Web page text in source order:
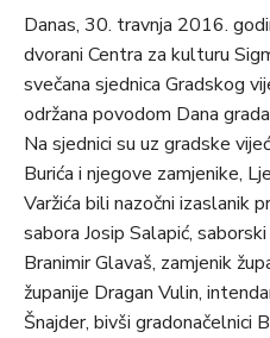
Danas, 30. travnja 2016.
dvorani Centra za kulturu
svečana sjednica Gradskog
održana povodom Dana
Na sjednici su uz gradske
Burića i njegove zamjenike,
Varžića bili nazočni izaslanik
sabora Josip Salapić,
Branimir Glavaš, zamjenik
županije Dragan Vulin,
Šnajder, bivši gradonačelnici